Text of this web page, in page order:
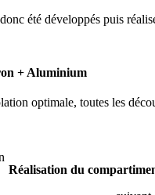
été développés puis
+ Aluminium
optimale, toutes les
Réalisation du